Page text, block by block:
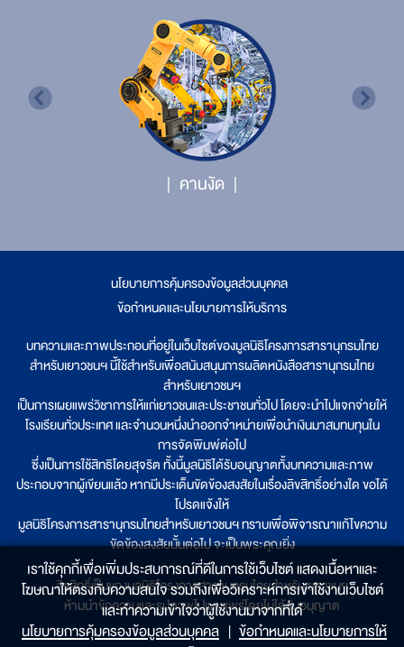
คานงัด
นโยบายการคุ้มครองข้อมูลส่วนบุคคล
ข้อกำหนดและนโยบายการให้บริการ
บทความและภาพประกอบที่อยู่ในเว็บไซต์ของมูลนิธิโครงการสารานุกรมไทย
สำหรับเยาวชนฯ นี้ใช้สำหรับเพื่อสนับสนุนการผลิตหนังสือสารานุกรมไทย
สำหรับเยาวชนฯ
เป็นการเผยแพร่วิชาการให้แก่เยาวชนและประชาชนทั่วไป โดยจะนำไปแจกจ่ายให้
โรงเรียนทั่วประเทศ และจำนวนหนึ่งนำออกจำหน่ายเพื่อนำเงินมาสมทบทุนใน
การจัดพิมพ์ต่อไป
ซึ่งเป็นการใช้สิทธิโดยสุจริต ทั้งนี้มูลนิธิได้รับอนุญาตทั้งบทความและภาพ
ประกอบจากผู้เขียนแล้ว หากมีประเด็นขัดข้องสงสัยในเรื่องลิขสิทธิ์อย่างใด ขอได้
โปรดแจ้งให้
มูลนิธิโครงการสารานุกรมไทยสำหรับเยาวชนฯ ทราบเพื่อพิจารณาแก้ไขความ
ขัดข้องสงสัยนั้นต่อไป จะเป็นพระคุณยิ่ง
ลิขสิทธิ์เป็นของมูลนิธิโครงการสารานุกรมไทยสำหรับเยาวชนฯ
ห้ามนำข้อความและรูปภาพไปเผยแพร่โดยไม่ได้รับอนุญาต
เราใช้คุกกี้เพื่อเพิ่มประสบการณ์ที่ดีในการใช้เว็บไซต์ แสดงเนื้อหาและ
โฆษณาให้ตรงกับความสนใจ รวมถึงเพื่อวิเคราะห์การเข้าใช้งานเว็บไซต์
และทำความเข้าใจว่าผู้ใช้งานมาจากที่ใด๋
นโยบายการคุ้มครองข้อมูลส่วนบุคคล | ข้อกำหนดและนโยบายการให้